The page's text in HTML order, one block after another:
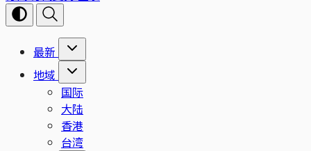
最新
地域
国际
大陆
香港
台湾